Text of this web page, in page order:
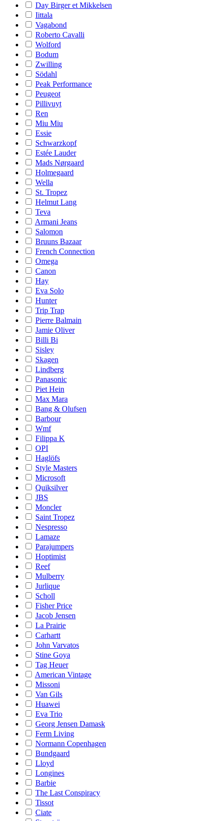
Day Birger et Mikkelsen
Iittala
Vagabond
Roberto Cavalli
Wolford
Bodum
Zwilling
Södahl
Peak Performance
Peugeot
Pillivuyt
Ren
Miu Miu
Essie
Schwarzkopf
Estée Lauder
Mads Nørgaard
Holmegaard
Wella
St. Tropez
Helmut Lang
Teva
Armani Jeans
Salomon
Bruuns Bazaar
French Connection
Omega
Canon
Hay
Eva Solo
Hunter
Trip Trap
Pierre Balmain
Jamie Oliver
Billi Bi
Sisley
Skagen
Lindberg
Panasonic
Piet Hein
Max Mara
Bang & Olufsen
Barbour
Wmf
Filippa K
OPI
Haglöfs
Style Masters
Microsoft
Quiksilver
JBS
Moncler
Saint Tropez
Nespresso
Lamaze
Parajumpers
Hoptimist
Reef
Mulberry
Jurlique
Scholl
Fisher Price
Jacob Jensen
La Prairie
Carhartt
John Varvatos
Stine Goya
Tag Heuer
American Vintage
Missoni
Van Gils
Huawei
Eva Trio
Georg Jensen Damask
Ferm Living
Normann Copenhagen
Bundgaard
Lloyd
Longines
Barbie
The Last Conspiracy
Tissot
Ciate